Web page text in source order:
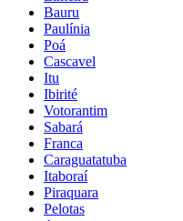
Bauru
Paulínia
Poá
Cascavel
Itu
Ibirité
Votorantim
Sabará
Franca
Caraguatatuba
Itaboraí
Piraquara
Pelotas